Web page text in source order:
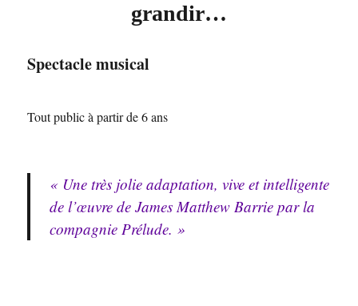
grandir…
Spectacle musical
Tout public à partir de 6 ans
« Une très jolie adaptation, vive et intelligente
de l’œuvre de James Matthew Barrie par la
compagnie Prélude. »